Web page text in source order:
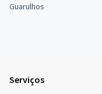
Guarulhos
Serviços